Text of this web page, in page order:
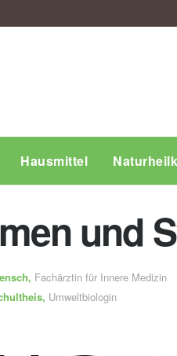
Hausmittel
und
, Fachärztin für Innere Medizin
Umweltbiologin